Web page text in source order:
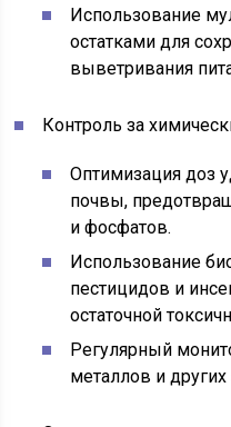
Использование
остатками для
выветривания
Контроль за
Оптимизация доз
почвы,
и фосфатов.
Использование
пестицидов и
остаточной
Регулярный
металлов и других